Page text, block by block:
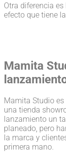
Otra diferencia
efecto que tiene
Mamita
Mamita Studio
una tienda
lanzamiento un
planeado, pero
la marca y
primera mano.